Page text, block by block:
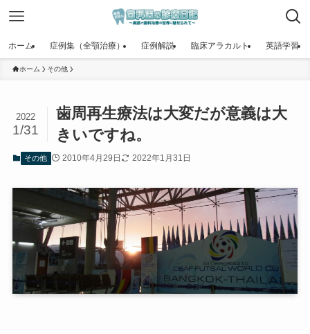
ホーム 症例集（全顎治療） 症例解説 臨床アラカルト 英語学習
ホーム その他
歯周再生療法は大変だが意義は大
きいですね。
2022
1/31
その他 2010年4月29日 2022年1月31日